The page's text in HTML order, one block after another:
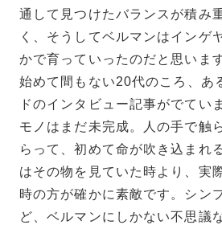
通して見つけたバランスが積み
く、そうしてベルマンはインゲ
かで育っていったのだと思いま
始めて間もない20代のころ、あ
ドのインタビュー記事がでてい
モノはまだ未完成。人の手で触
らって、初めて命が吹き込まれ
はその物を見ていた時より、実
時の方が確かに素敵です。シン
ど、ベルマンにしかない不思議